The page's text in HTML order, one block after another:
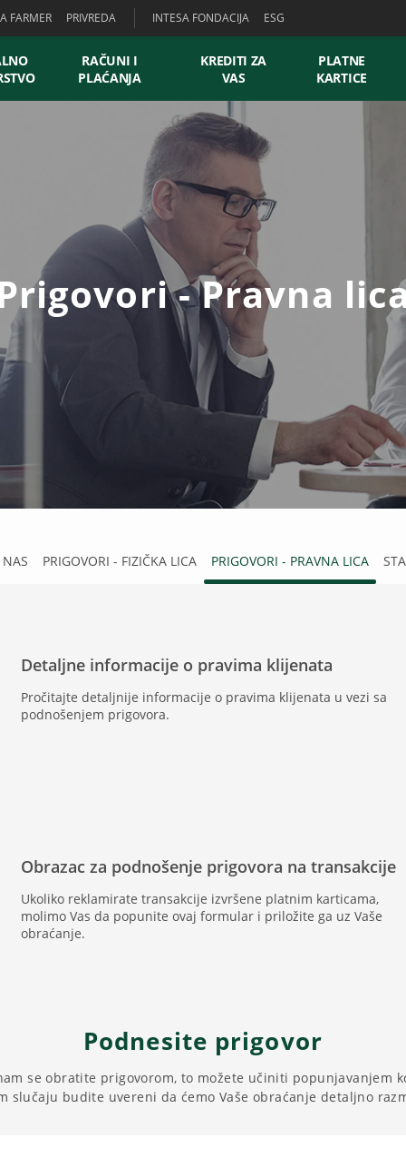
FARMER PRIVREDA INTESA FONDACIJA ESG
RAČUNI I
PLAĆANJA
KREDITI ZA
VAS
PLATNE
KARTICE
- Pravna
PRIGOVORI - FIZIČKA LICA PRIGOVORI - PRAVNA LICA
Detaljne informacije o pravima klijenata
Pročitajte detaljnije informacije o pravima klijenata u vezi sa
podnošenjem prigovora.
Obrazac za podnošenje prigovora na transakcije
Ukoliko reklamirate transakcije izvršene platnim karticama,
molimo Vas da popunite ovaj formular i priložite ga uz Vaše
obraćanje.
Podnesite prigovor
se obratite prigovorom, to možete učiniti popunjavanjem
slučaju budite uvereni da ćemo Vaše obraćanje detaljno